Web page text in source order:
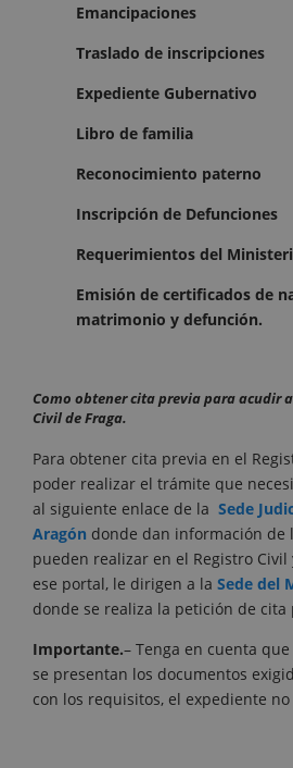
Emancipaciones
Traslado de inscripciones
Expediente Gubernativo
Libro de familia
Reconocimiento paterno
Inscripción de Defunciones
Requerimientos del
Emisión de certificados de
matrimonio y defunción.
Como obtener cita previa para acudir
Civil de Fraga.
Para obtener cita previa en el
poder realizar el trámite que
al siguiente enlace de la Sede
Aragón donde dan información de
pueden realizar en el Registro Civil
ese portal, le dirigen a la Sede del
donde se realiza la petición de cita
Importante.– Tenga en cuenta
se presentan los documentos
con los requisitos, el expediente